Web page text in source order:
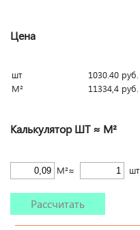
Цена
шт 1030.40 руб.
М²
11334,4 руб.
Калькулятор ШТ ≈ М²
М²≈ шт
Рассчитать